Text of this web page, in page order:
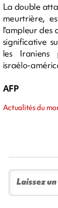
La double
meurtrière,
l'ampleur des
significative
les Iraniens
israélo-
AFP
Actualités du